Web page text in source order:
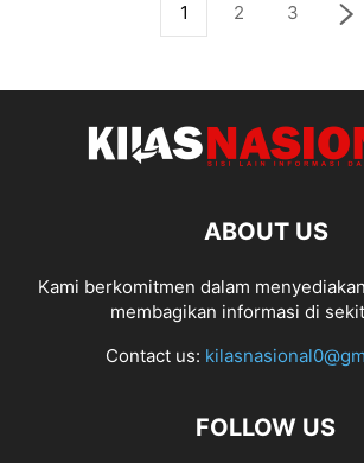
1 2 3
ABOUT US
Kami berkomitmen dalam
membagikan informasi di
Contact us:
FOLLOW US